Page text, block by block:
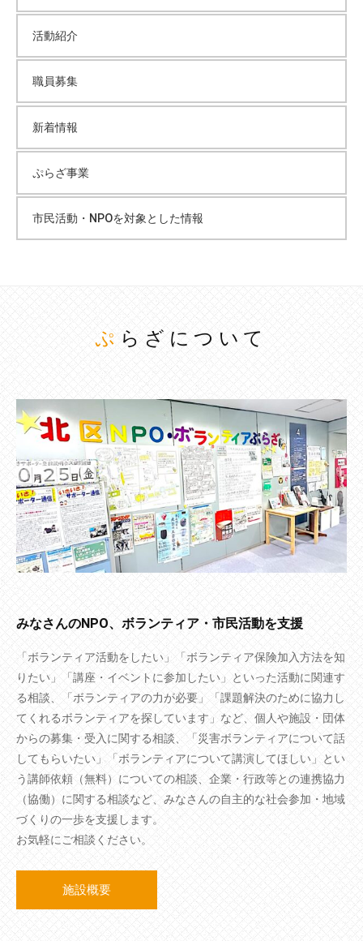
活動紹介
職員募集
新着情報
ぷらざ事業
市民活動・NPOを対象とした情報
ぷらざについて
みなさんのNPO、ボランティア・市民活動を支援
「ボランティア活動をしたい」「ボランティア保険加入方法を知
りたい」「講座・イベントに参加したい」といった活動に関連す
る相談、「ボランティアの力が必要」「課題解決のために協力し
てくれるボランティアを探しています」など、個人や施設・団体
からの募集・受入に関する相談、「災害ボランティアについて話
してもらいたい」「ボランティアについて講演してほしい」とい
う講師依頼（無料）についての相談、企業・行政等との連携協力
（協働）に関する相談など、みなさんの自主的な社会参加・地域
づくりの一歩を支援します。
お気軽にご相談ください。
施設概要